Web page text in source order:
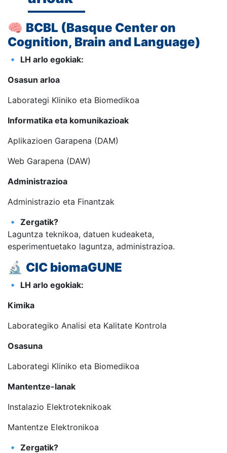
🧠 BCBL (Basque Center on
Cognition, Brain and Language)
🔹 LH arlo egokiak:
Osasun arloa
Laborategi Kliniko eta Biomedikoa
Informatika eta komunikazioak
Aplikazioen Garapena (DAM)
Web Garapena (DAW)
Administrazioa
Administrazio eta Finantzak
🔹 Zergatik?
Laguntza teknikoa, datuen kudeaketa,
esperimentuetako laguntza, administrazioa.
🔬 CIC biomaGUNE
🔹 LH arlo egokiak:
Kimika
Laborategiko Analisi eta Kalitate Kontrola
Osasuna
Laborategi Kliniko eta Biomedikoa
Mantentze-lanak
Instalazio Elektroteknikoak
Mantentze Elektronikoa
🔹 Zergatik?